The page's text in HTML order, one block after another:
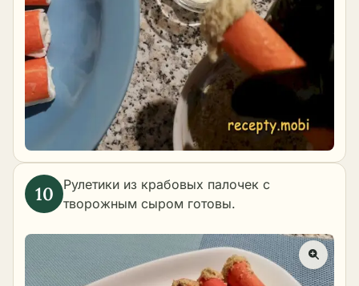
Рулетики из крабовых палочек с
творожным сыром готовы.